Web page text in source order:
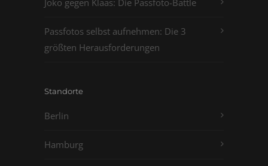
Joko gegen Klaas: Die Passfoto-Battle
Passfotos selbst aufnehmen: Die 3
größten Herausforderungen
Standorte
Berlin
Hamburg